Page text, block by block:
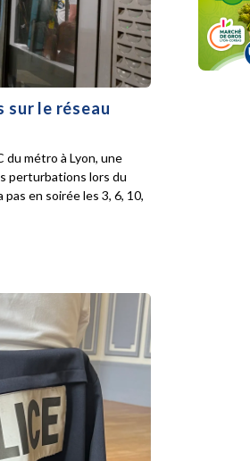
sur le réseau
du métro à Lyon, une
perturbations lors du
en soirée les 3, 6, 10,